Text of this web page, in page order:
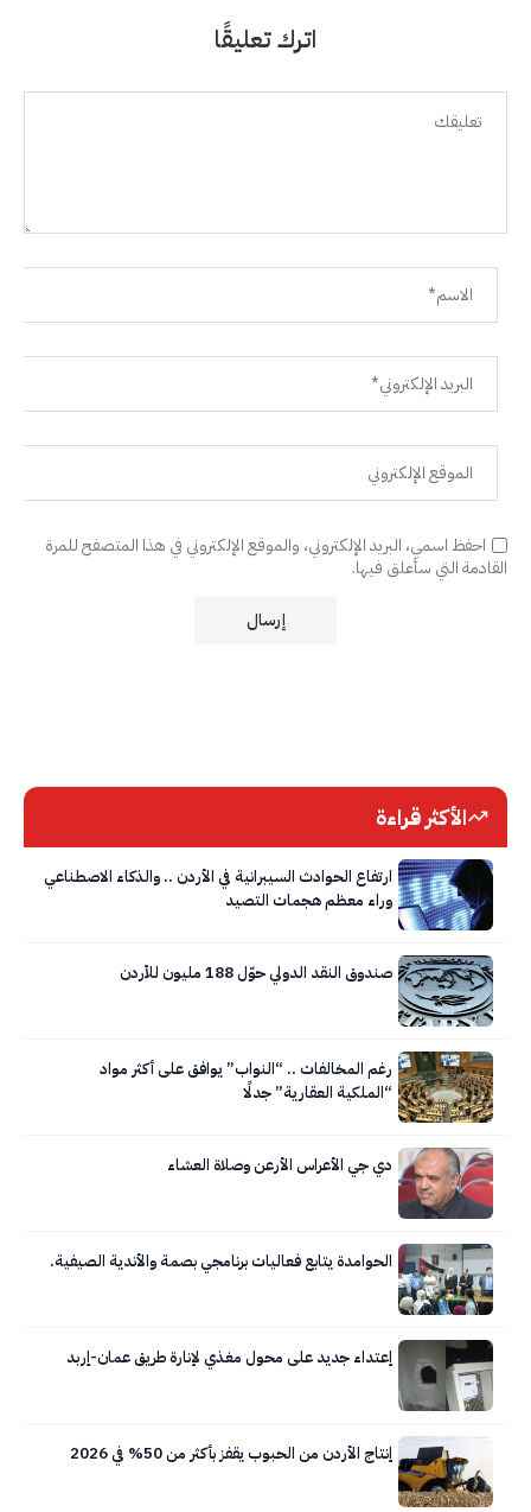
اترك تعليقًا
احفظ اسمي، البريد الإلكتروني، والموقع الإلكتروني في هذا المتصفح للمرة
القادمة التي سأعلق فيها.
الأكثر قراءة
ارتفاع الحوادث السيبرانية في الأردن .. والذكاء الاصطناعي
وراء معظم هجمات التصيد
صندوق النقد الدولي حوّل 188 مليون للأردن
رغم المخالفات .. “النواب” يوافق على أكثر مواد
“الملكية العقارية” جدلًا
دي جي الأعراس الأرعن وصلاة العشاء
الحوامدة يتابع فعاليات برنامجي بصمة والأندية الصيفية.
إعتداء جديد على محول مغذي لإنارة طريق عمان-إربد
إنتاج الأردن من الحبوب يقفز بأكثر من 50% في 2026